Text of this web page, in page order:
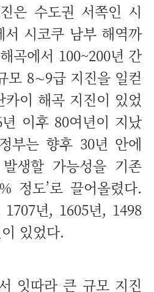
은 수도권 서쪽인 시
서 시코쿠 남부 해역까
곡에서 100~200년 간
모 8∼9급 지진을 일컫
이 해곡 지진이 있었
이후 80여년이 지났
부는 향후 30년 안에
생할 가능성을 기존
정도’로 끌어올렸다.
년, 1605년, 1498
있었다.
잇따라 큰 규모 지진